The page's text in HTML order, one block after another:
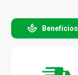
Benefícios